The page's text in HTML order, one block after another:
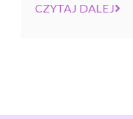
CZYTAJ DALEJ